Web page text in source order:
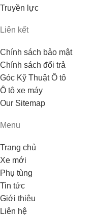
Truyền lực
Liên kết
Chính sách bảo mật
Chính sách đổi trả
Góc Kỹ Thuật Ô tô
Ô tô xe máy
Our Sitemap
Menu
Trang chủ
Xe mới
Phụ tùng
Tin tức
Giới thiệu
Liên hệ